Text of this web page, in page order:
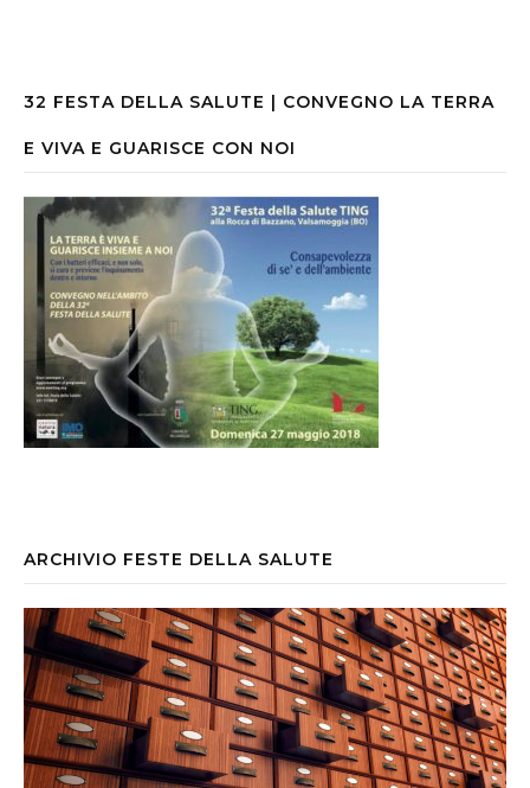
32 FESTA DELLA SALUTE | CONVEGNO LA TERRA
E VIVA E GUARISCE CON NOI
ARCHIVIO FESTE DELLA SALUTE